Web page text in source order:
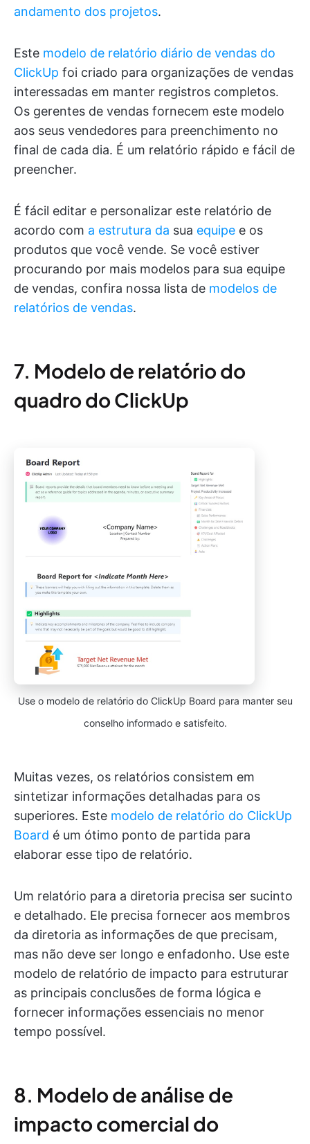
andamento dos projetos.
Este modelo de relatório diário de vendas do
ClickUp foi criado para organizações de vendas
interessadas em manter registros completos.
Os gerentes de vendas fornecem este modelo
aos seus vendedores para preenchimento no
final de cada dia. É um relatório rápido e fácil de
preencher.
É fácil editar e personalizar este relatório de
acordo com a estrutura da sua equipe e os
produtos que você vende. Se você estiver
procurando por mais modelos para sua equipe
de vendas, confira nossa lista de modelos de
relatórios de vendas.
7. Modelo de relatório do
quadro do ClickUp
Use o modelo de relatório do ClickUp Board para manter seu
conselho informado e satisfeito.
Muitas vezes, os relatórios consistem em
sintetizar informações detalhadas para os
superiores. Este modelo de relatório do ClickUp
Board é um ótimo ponto de partida para
elaborar esse tipo de relatório.
Um relatório para a diretoria precisa ser sucinto
e detalhado. Ele precisa fornecer aos membros
da diretoria as informações de que precisam,
mas não deve ser longo e enfadonho. Use este
modelo de relatório de impacto para estruturar
as principais conclusões de forma lógica e
fornecer informações essenciais no menor
tempo possível.
8. Modelo de análise de
impacto comercial do